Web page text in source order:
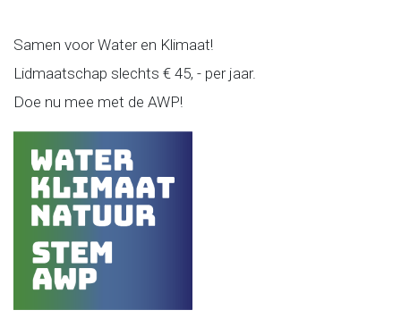
Samen voor Water en Klimaat!
Lidmaatschap slechts € 45, - per jaar.
Doe nu mee met de AWP!